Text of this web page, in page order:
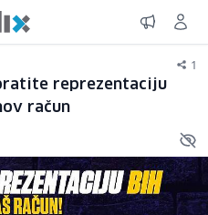
1
reprezentaciju
račun